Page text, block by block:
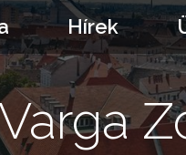
Hírek